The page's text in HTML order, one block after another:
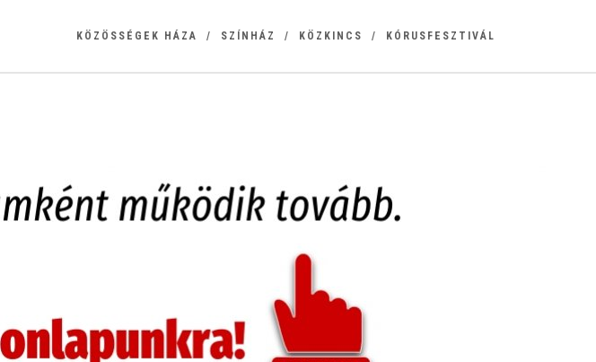
KÖZÖSSÉGEK HÁZA SZÍNHÁZ KÖZKINCS KÓRUSFESZTIVÁL